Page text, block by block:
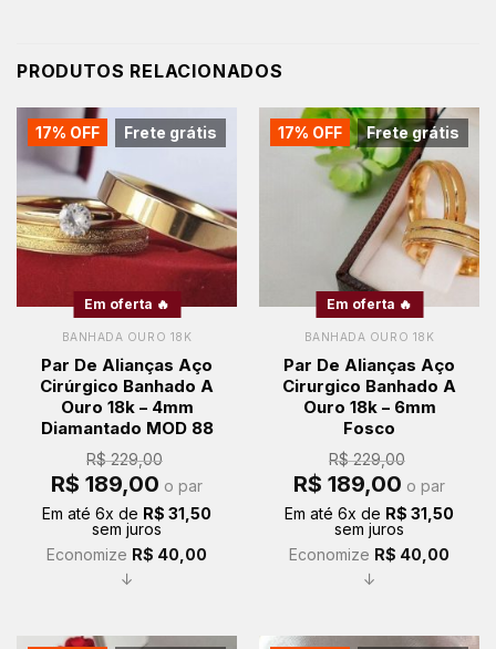
PRODUTOS RELACIONADOS
Frete grátis
17% OFF
Em oferta 🔥
BANHADA OURO 18K
Par De Alianças Aço
Cirúrgico Banhado A
Ouro 18k – 4mm
Diamantado MOD 88
R$229,00
O
preço
era:
R$ 229,00.
R$ 189,00 preço
é:
R$ 189,00.
o par
Em até 6x de R$ 31,50
sem juros
Economize R$ 40,00
↓
Frete grátis
17% OFF
Em oferta 🔥
BANHADA OURO 18K
Par De Alianças Aço
Cirurgico Banhado A
Ouro 18k – 6mm
Fosco
R$229,00
O
preço
era:
R$ 229,00.
R$ 189,00 preço
é:
R$ 189,00.
o par
Em até 6x de R$ 31,50
sem juros
Economize R$ 40,00
↓